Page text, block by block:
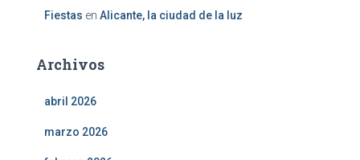
Fiestas en Alicante, la ciudad de la luz
Archivos
abril 2026
marzo 2026